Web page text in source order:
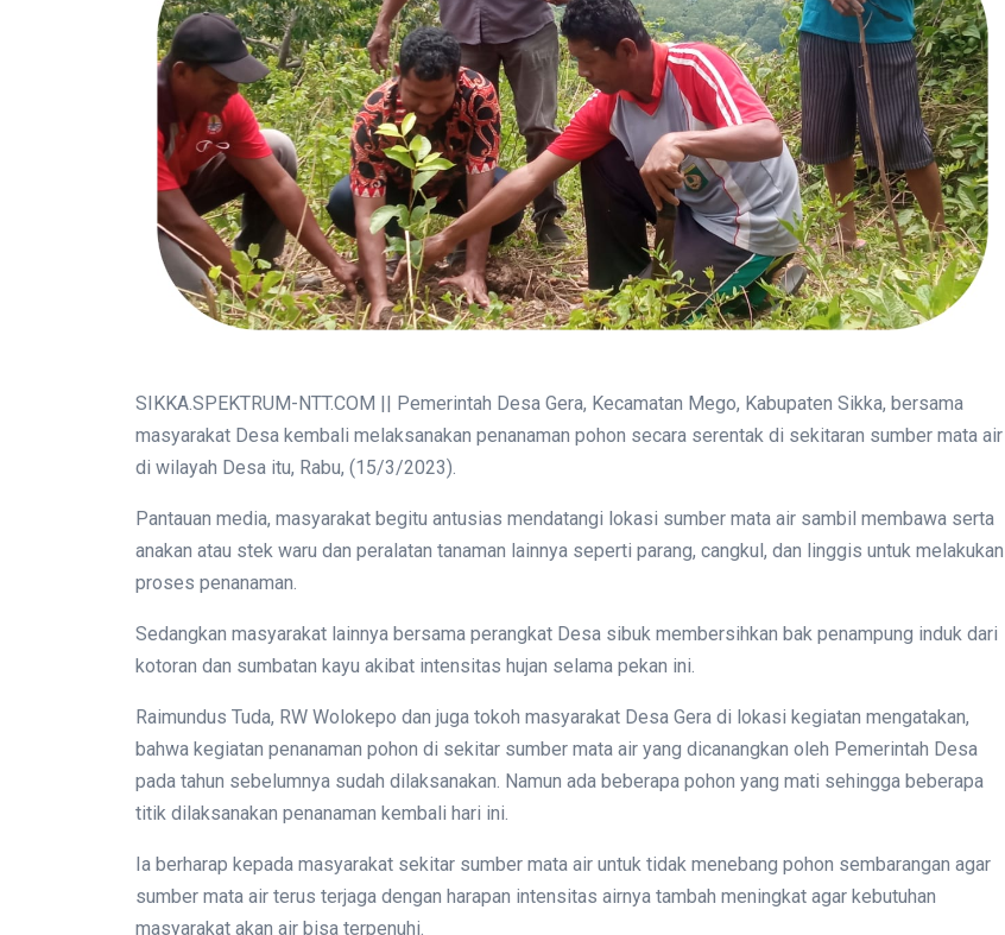
SIKKA.SPEKTRUM-NTT.COM || Pemerintah Desa Gera, Kecamatan Mego, Kabupaten Sikka, bersama
masyarakat Desa kembali melaksanakan penanaman pohon secara serentak di sekitaran sumber mata air
di wilayah Desa itu, Rabu, (15/3/2023).
Pantauan media, masyarakat begitu antusias mendatangi lokasi sumber mata air sambil membawa serta
anakan atau stek waru dan peralatan tanaman lainnya seperti parang, cangkul, dan linggis untuk melakukan
proses penanaman.
Sedangkan masyarakat lainnya bersama perangkat Desa sibuk membersihkan bak penampung induk dari
kotoran dan sumbatan kayu akibat intensitas hujan selama pekan ini.
Raimundus Tuda, RW Wolokepo dan juga tokoh masyarakat Desa Gera di lokasi kegiatan mengatakan,
bahwa kegiatan penanaman pohon di sekitar sumber mata air yang dicanangkan oleh Pemerintah Desa
pada tahun sebelumnya sudah dilaksanakan. Namun ada beberapa pohon yang mati sehingga beberapa
titik dilaksanakan penanaman kembali hari ini.
Ia berharap kepada masyarakat sekitar sumber mata air untuk tidak menebang pohon sembarangan agar
sumber mata air terus terjaga dengan harapan intensitas airnya tambah meningkat agar kebutuhan
masyarakat akan air bisa terpenuhi.